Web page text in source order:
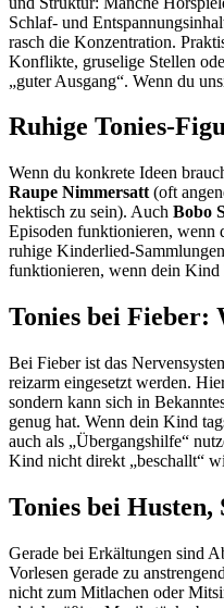
Schlaf- und
rasch die Konzentration.
Konflikte, gruselige Stellen
„guter Ausgang“. Wenn du
Ruhige Tonies-
Wenn du konkrete Ideen
Raupe Nimmersatt (oft
hektisch zu sein). Auch Bobo
Episoden funktionieren, wenn
ruhige Kinderlied-
funktionieren, wenn dein Kind
Tonies bei Fieber:
Bei Fieber ist das
reizarm eingesetzt werden.
sondern kann sich in
genug hat. Wenn dein Kind
auch als „Übergangshilfe“
Kind nicht direkt „beschallt“
Tonies bei
Gerade bei Erkältungen sind
Vorlesen gerade zu
nicht zum Mitlachen oder